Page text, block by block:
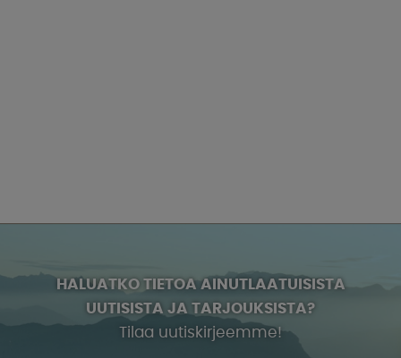
HALUATKO TIETOA AINUTLAATUISISTA
UUTISISTA JA TARJOUKSISTA?
Tilaa uutiskirjeemme!